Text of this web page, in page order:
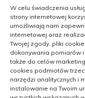
W celu świadczenia
strony internetowej
umożliwiają nam
internetowej oraz
Twojej zgody, pliki
dokonywania pomiarów
także do celów
cookies podmiotów
narzędzi analitycznych i
instalowanie na Twoim
Polityka plików
Polityka